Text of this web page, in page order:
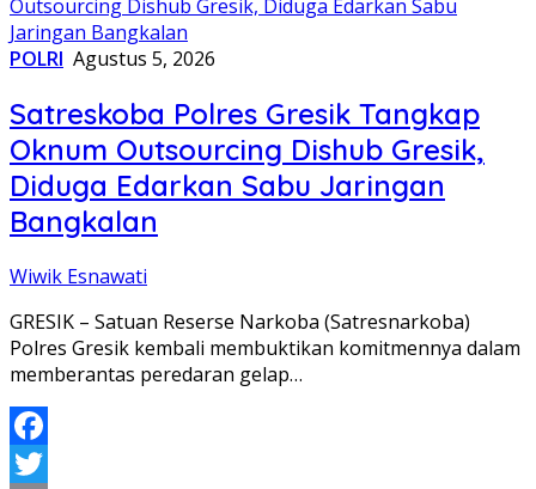
POLRI Agustus 5, 2026
Satreskoba Polres Gresik Tangkap
Oknum Outsourcing Dishub Gresik,
Diduga Edarkan Sabu Jaringan
Bangkalan
Wiwik Esnawati
GRESIK – Satuan Reserse Narkoba (Satresnarkoba)
Polres Gresik kembali membuktikan komitmennya dalam
memberantas peredaran gelap…
Facebook